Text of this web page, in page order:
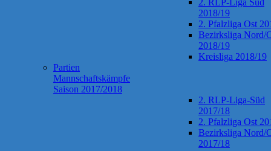
2018/19
2. Pfalzliga Ost
Bezirksliga Nord/
2018/19
Kreisliga 2018/19
Partien
Mannschaftskämpfe
Saison 2017/2018
2. RLP-Liga-Süd
2017/18
2. Pfalzliga Ost
Bezirksliga Nord/
2017/18